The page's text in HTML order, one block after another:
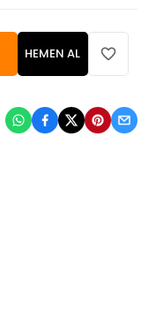
HEMEN AL